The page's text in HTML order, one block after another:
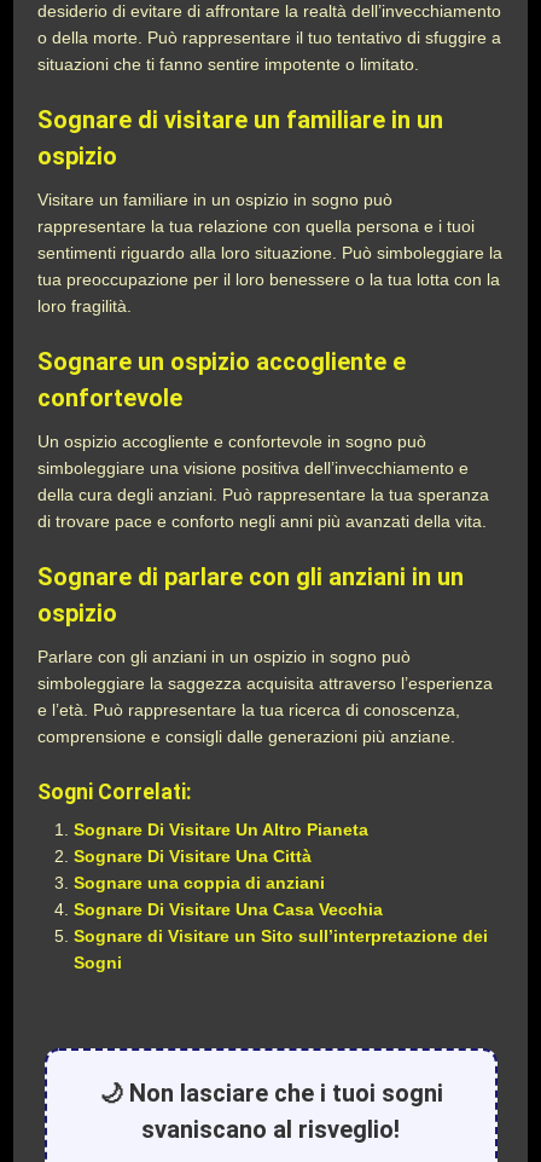
desiderio di evitare di affrontare la realtà dell’invecchiamento
o della morte. Può rappresentare il tuo tentativo di sfuggire a
situazioni che ti fanno sentire impotente o limitato.
Sognare di visitare un familiare in un
ospizio
Visitare un familiare in un ospizio in sogno può
rappresentare la tua relazione con quella persona e i tuoi
sentimenti riguardo alla loro situazione. Può simboleggiare la
tua preoccupazione per il loro benessere o la tua lotta con la
loro fragilità.
Sognare un ospizio accogliente e
confortevole
Un ospizio accogliente e confortevole in sogno può
simboleggiare una visione positiva dell’invecchiamento e
della cura degli anziani. Può rappresentare la tua speranza
di trovare pace e conforto negli anni più avanzati della vita.
Sognare di parlare con gli anziani in un
ospizio
Parlare con gli anziani in un ospizio in sogno può
simboleggiare la saggezza acquisita attraverso l’esperienza
e l’età. Può rappresentare la tua ricerca di conoscenza,
comprensione e consigli dalle generazioni più anziane.
Sogni Correlati:
Sognare Di Visitare Un Altro Pianeta
Sognare Di Visitare Una Città
Sognare una coppia di anziani
Sognare Di Visitare Una Casa Vecchia
Sognare di Visitare un Sito sull’interpretazione dei
Sogni
🌙 Non lasciare che i tuoi sogni
svaniscano al risveglio!